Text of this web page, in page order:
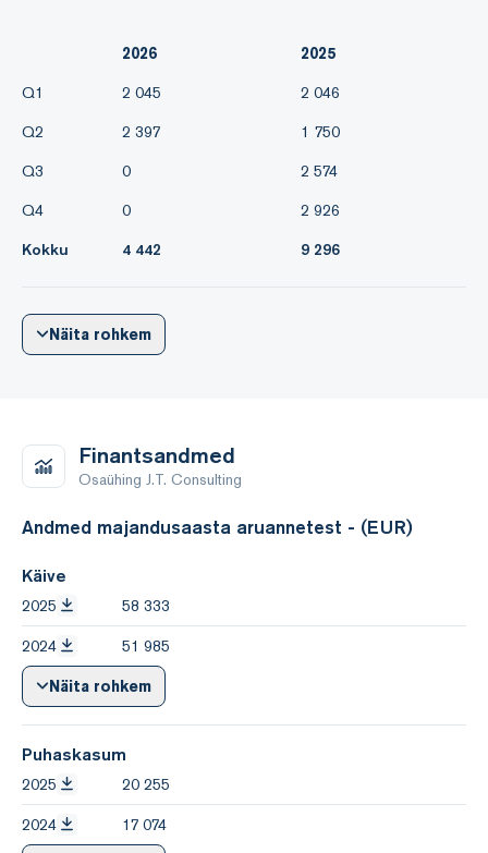
2026
2025
Q1
2 045
2 046
Q2
2 397
1 750
Q3
0
2 574
Q4
0
2 926
Kokku
4 442 9 296
Näita rohkem
Finantsandmed
Osaühing J.T. Consulting
Andmed majandusaasta aruannetest - (EUR)
Käive
2025 58 333
2024 51 985
Näita rohkem
Puhaskasum
2025 20 255
2024 17 074